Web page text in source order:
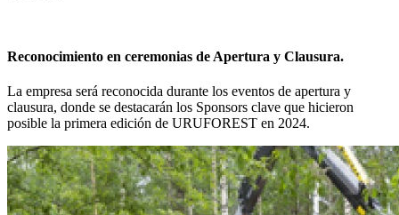
Reconocimiento en ceremonias de Apertura y Clausura.
La empresa será reconocida durante los eventos de apertura y
clausura, donde se destacarán los Sponsors clave que hicieron
posible la primera edición de URUFOREST en 2024.